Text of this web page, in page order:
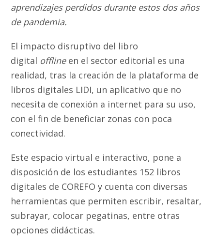
aprendizajes perdidos durante estos dos años
de pandemia.
El impacto disruptivo del libro
digital offline en el sector editorial es una
realidad, tras la creación de la plataforma de
libros digitales LIDI, un aplicativo que no
necesita de conexión a internet para su uso,
con el fin de beneficiar zonas con poca
conectividad.
Este espacio virtual e interactivo, pone a
disposición de los estudiantes 152 libros
digitales de COREFO y cuenta con diversas
herramientas que permiten escribir, resaltar,
subrayar, colocar pegatinas, entre otras
opciones didácticas.